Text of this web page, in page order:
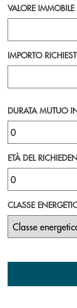
VALORE IMMOBILE
IMPORTO
DURATA MUTUO
ETÀ DEL
CLASSE